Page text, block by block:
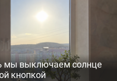
мы выключаем солнце
кнопкой